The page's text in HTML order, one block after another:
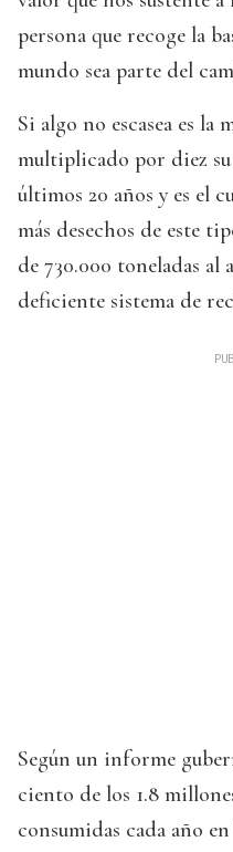
persona que recoge la
mundo sea parte del
Si algo no escasea es
multiplicado por diez
últimos 20 años y es el
más desechos de este
de 730.000 toneladas
deficiente sistema de
Según un informe
ciento de los 1.8
consumidas cada año